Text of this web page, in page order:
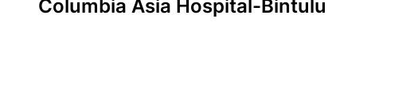
Columbia Asia Hospital-Bintulu